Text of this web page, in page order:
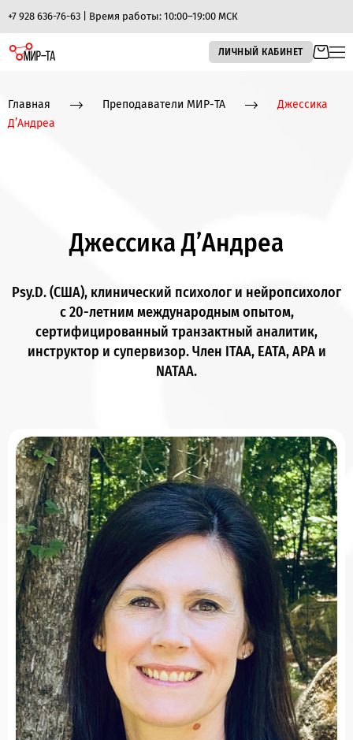
+7 928 636-76-63 | Время работы: 10:00–19:00 МСК
ЛИЧНЫЙ КАБИНЕТ
Главная Преподаватели МИР-ТА
Джессика
Д’Андреа
Джессика Д’Андреа
Psy.D. (США), клинический психолог и нейропсихолог
с 20-летним международным опытом,
сертифицированный транзактный аналитик,
инструктор и супервизор. Член ITAA, EATA, APA и
NATAA.